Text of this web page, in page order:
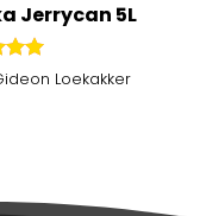
Jerrycan 5L
Loekakker